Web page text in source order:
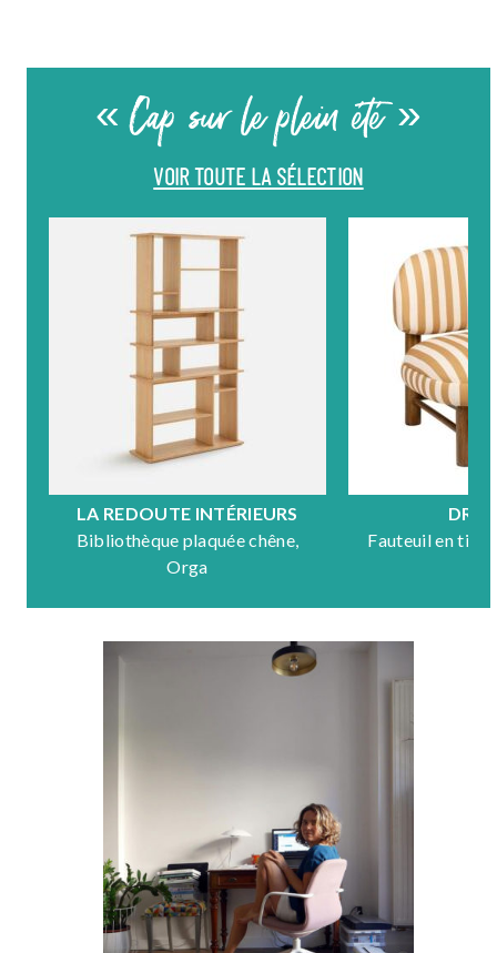
« Cap sur le plein été »
VOIR TOUTE LA SÉLECTION
LA REDOUTE INTÉRIEURS
Bibliothèque plaquée chêne,
Orga
Fauteuil en